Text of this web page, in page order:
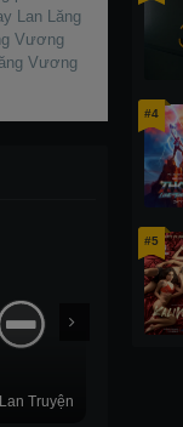
Lan Lăng
Vương
Vương
Truyện
#4
#5